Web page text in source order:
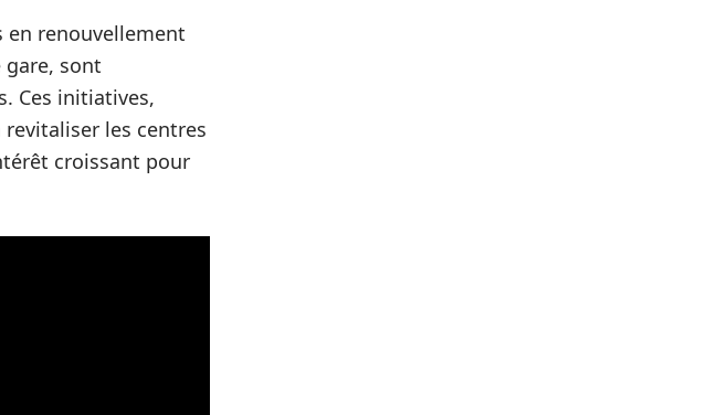
en renouvellement
sont
Ces initiatives,
revitaliser les centres
croissant pour